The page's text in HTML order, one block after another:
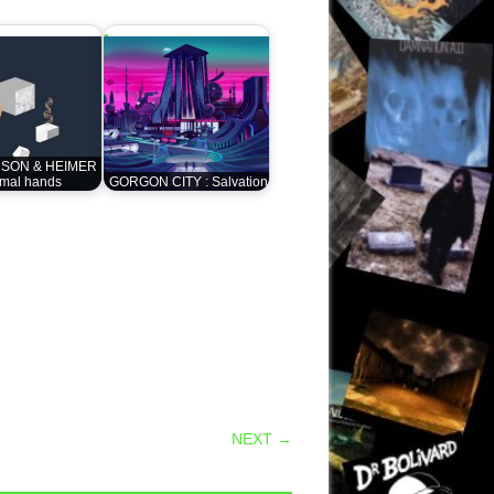
& HEIMER :
hands
GORGON CITY : Salvation
NEXT →